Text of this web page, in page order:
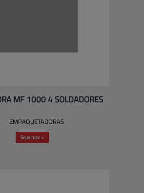
MF 1000 4 SOLDADORES
EMPAQUETADORAS
Sepa mas +